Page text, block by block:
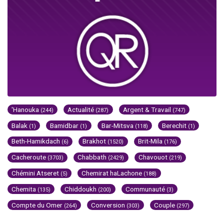
'Hanouka (244) Actualité (287) Argent & Travail (747)
Balak (1) Bamidbar (1) Bar-Mitsva (118) Berechit (1)
Beth-Hamikdach (6) Brakhot (1520) Brit-Mila (176)
Cacheroute (3703) Chabbath (2429) Chavouot (219)
Chémini Atseret (5) Chemirat haLachone (188)
Chemita (135) Chiddoukh (200) Communauté (3)
Compte du Omer (264) Conversion (303) Couple (297)